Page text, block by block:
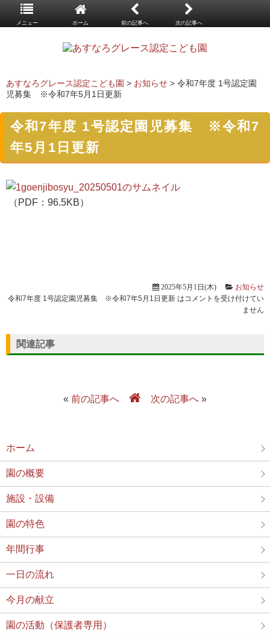
あすなろグレース認定こども園 > お知らせ > 令和7年度 1号認定園
児募集 ※令和7年5月1日更新
令和7年度 1号認定園児募集 ※令和7
年5月1日更新
（PDF：96.5KB）
2025年5月1日(木) お知らせ
令和7年度 1号認定園児募集 ※令和7年5月1日更新 はコメントを受け付けてい
ません
関連記事
« 前の記事へ 次の記事へ »
ホーム
園の概要
施設・設備
園の特色
年間行事
一日の流れ
今月の献立
園の活動（保護者専用）
メニュー ホーム 前の記事へ 次の記事へ